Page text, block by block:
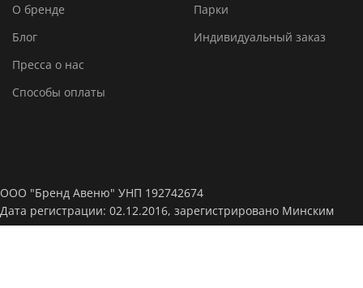
О бренде
Блог
Пресса о нас
Способы оплаты
Парки
Индивидуальный заказ
ООО "Бренд Авеню" УНП 192742674
Дата регистрации: 02.12.2016, зарегистрировано Минским
горисполкомом.